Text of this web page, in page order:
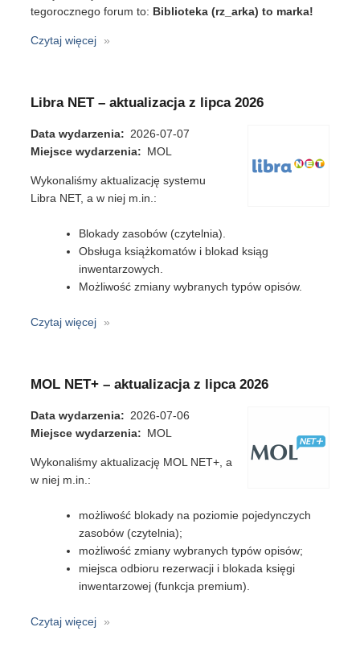
tegorocznego forum to: Biblioteka (rz_arka) to marka!
Czytaj więcej
o
2026
Libra NET – aktualizacja z lipca 2026
Data wydarzenia
2026-07-07
Miejsce wydarzenia
MOL
Wykonaliśmy aktualizację systemu
Libra NET, a w niej m.in.:
Blokady zasobów (czytelnia).
Obsługa książkomatów i blokad ksiąg
inwentarzowych.
Możliwość zmiany wybranych typów opisów.
Czytaj więcej
o
aktualizacja
MOL NET+ – aktualizacja z lipca 2026
Data wydarzenia
2026-07-06
Miejsce wydarzenia
MOL
Wykonaliśmy aktualizację MOL NET+, a
w niej m.in.:
możliwość blokady na poziomie pojedynczych
zasobów (czytelnia);
możliwość zmiany wybranych typów opisów;
miejsca odbioru rezerwacji i blokada księgi
inwentarzowej (funkcja premium).
Czytaj więcej
o